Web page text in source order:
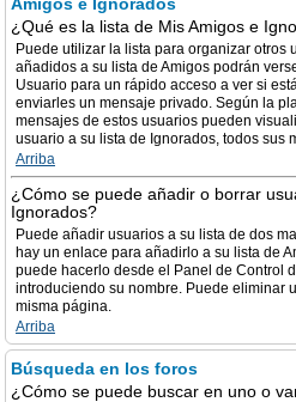
¿Qué es la lista de Mis Amigos e
Puede utilizar la lista para organizar otros
añadidos a su lista de Amigos podrán
Usuario para un rápido acceso a ver si
enviarles un mensaje privado. Según la
mensajes de estos usuarios pueden
usuario a su lista de Ignorados, todos sus
Arriba
¿Cómo se puede añadir o borrar
Ignorados?
Puede añadir usuarios a su lista de dos
hay un enlace para añadirlo a su lista de
puede hacerlo desde el Panel de Control
introduciendo su nombre. Puede eliminar
misma página.
Arriba
Búsqueda en los foros
¿Cómo se puede buscar en uno o